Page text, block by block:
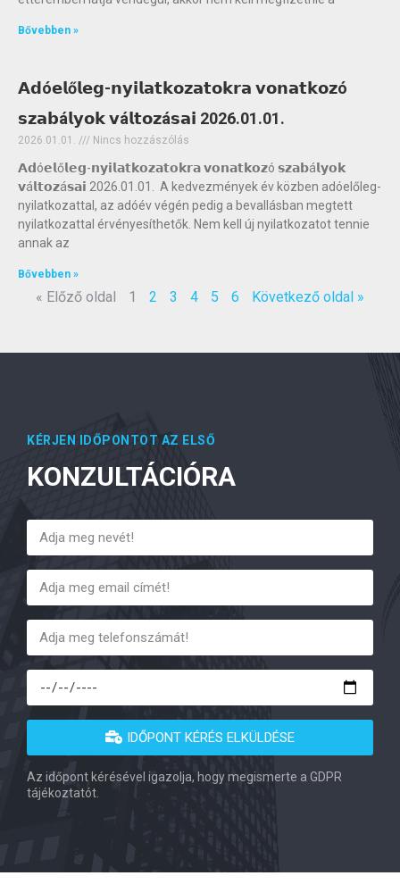
Bővebben »
𝗔𝗱ó𝗲𝗹ő𝗹𝗲𝗴-𝗻𝘆𝗶𝗹𝗮𝘁𝗸𝗼𝘇𝗮𝘁𝗼𝗸𝗿𝗮 𝘃𝗼𝗻𝗮𝘁𝗸𝗼𝘇ó
𝘀𝘇𝗮𝗯á𝗹𝘆𝗼𝗸 𝘃á𝗹𝘁𝗼𝘇á𝘀𝗮𝗶 2026.01.01.
2026.01.01. Nincs hozzászólás
𝗔𝗱ó𝗲𝗹ő𝗹𝗲𝗴-𝗻𝘆𝗶𝗹𝗮𝘁𝗸𝗼𝘇𝗮𝘁𝗼𝗸𝗿𝗮 𝘃𝗼𝗻𝗮𝘁𝗸𝗼𝘇ó 𝘀𝘇𝗮𝗯á𝗹𝘆𝗼𝗸
𝘃á𝗹𝘁𝗼𝘇á𝘀𝗮𝗶 2026.01.01. A kedvezmények év közben adóelőleg-
nyilatkozattal, az adóév végén pedig a bevallásban megtett
nyilatkozattal érvényesíthetők. Nem kell új nyilatkozatot tennie
annak az
Bővebben »
« Előző oldal 1 2 3 4 5 6 Következő oldal »
KÉRJEN IDŐPONTOT AZ ELSŐ
KONZULTÁCIÓRA
IDŐPONT KÉRÉS ELKÜLDÉSE
Az időpont kérésével igazolja, hogy megismerte a GDPR
tájékoztatót.